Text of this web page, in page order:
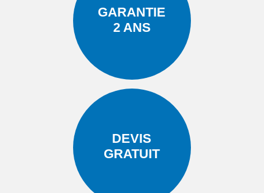
GARANTIE
2 ANS
DEVIS
GRATUIT